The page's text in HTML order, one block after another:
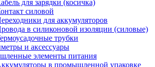
для зарядки (косичка)
силовой
для аккумуляторов
в силиконовой изоляции (силовые)
трубки
и аксессуары
элементы питания
в промышленной упаковке